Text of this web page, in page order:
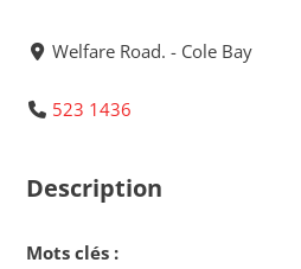
Welfare Road. - Cole Bay
523 1436
Description
Mots clés :